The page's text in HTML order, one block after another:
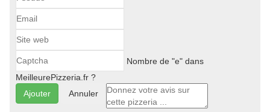
Nombre de "e" dans
MeilleurePizzeria.fr ?
Annuler